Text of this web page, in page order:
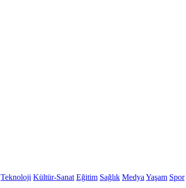
Teknoloji Kültür-Sanat Eğitim Sağlık Medya Yaşam Spor